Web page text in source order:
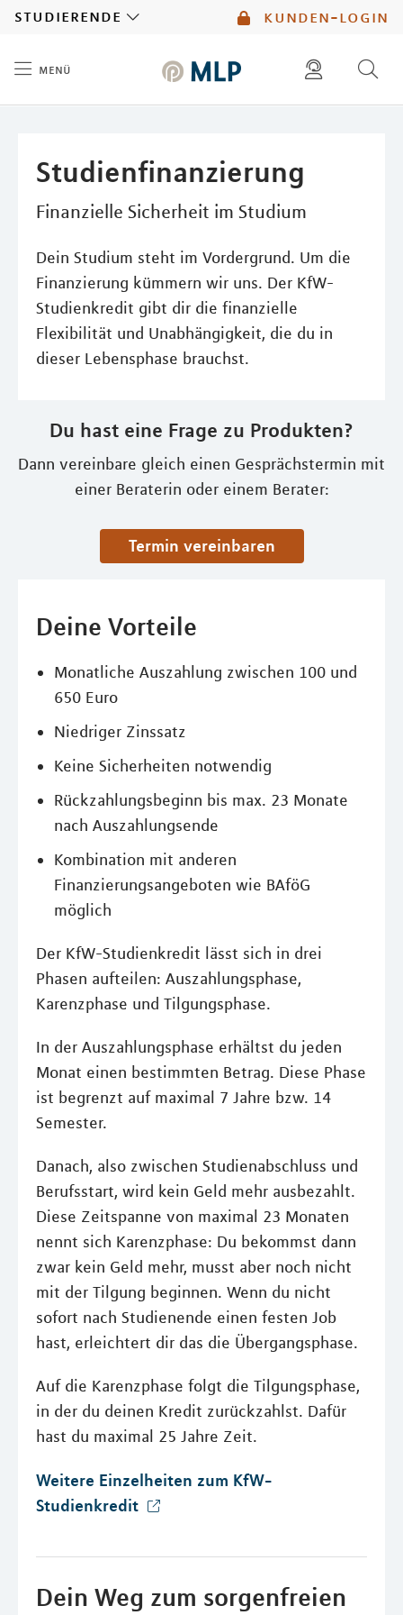
kunden-login
studierende
menü
Studienfinanzierung
Finanzielle Sicherheit im Studium
Dein Studium steht im Vordergrund. Um die
Finanzierung kümmern wir uns. Der KfW-
Studienkredit gibt dir die finanzielle
Flexibilität und Unabhängigkeit, die du in
dieser Lebensphase brauchst.
Du hast eine Frage zu Produkten?
Dann vereinbare gleich einen Gesprächstermin mit
einer Beraterin oder einem Berater:
Termin vereinbaren
Deine Vorteile
Monatliche Auszahlung zwischen 100 und
650 Euro
Niedriger Zinssatz
Keine Sicherheiten notwendig
Rückzahlungsbeginn bis max. 23 Monate
nach Auszahlungsende
Kombination mit anderen
Finanzierungsangeboten wie BAföG
möglich
Der KfW-Studienkredit lässt sich in drei
Phasen aufteilen: Auszahlungsphase,
Karenzphase und Tilgungsphase.
In der Auszahlungsphase erhältst du jeden
Monat einen bestimmten Betrag. Diese Phase
ist begrenzt auf maximal 7 Jahre bzw. 14
Semester.
Danach, also zwischen Studienabschluss und
Berufsstart, wird kein Geld mehr ausbezahlt.
Diese Zeitspanne von maximal 23 Monaten
nennt sich Karenzphase: Du bekommst dann
zwar kein Geld mehr, musst aber noch nicht
mit der Tilgung beginnen. Wenn du nicht
sofort nach Studienende einen festen Job
hast, erleichtert dir das die Übergangsphase.
Auf die Karenzphase folgt die Tilgungsphase,
in der du deinen Kredit zurückzahlst. Dafür
hast du maximal 25 Jahre Zeit.
Weitere Einzelheiten zum KfW-
Studienkredit
Dein Weg zum sorgenfreien